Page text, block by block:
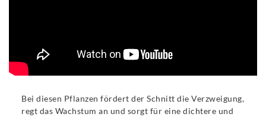
Bei diesen Pflanzen fördert der Schnitt die Verzweigung,
regt das Wachstum an und sorgt für eine dichtere und